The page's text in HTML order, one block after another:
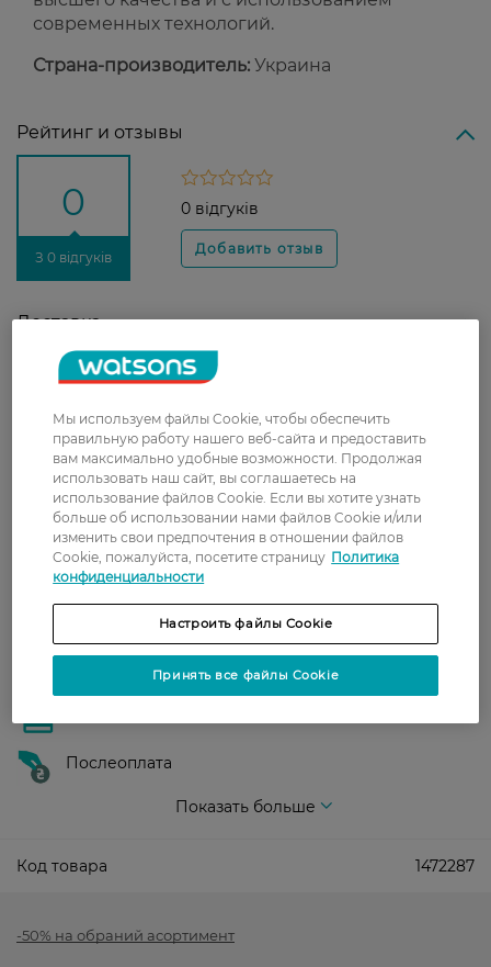
современных технологий.
Страна-производитель: Украина
Рейтинг и отзывы
0
З 0 відгуків
0 відгуків
Доставка
Новая почта
от 699 грн
Укрпочта
Стоимость доставки – 79 грн, бесплатная
доставка от – 599 грн
Забрать сегодня в магазине Watsons
Стоимость доставки – 0 грн
Показать больше
Послеоплата
Показать больше
Код товара 1472287
-50% на обраний асортимент
Мы используем файлы Cookie, чтобы обеспечить
правильную работу нашего веб-сайта и предоставить
вам максимально удобные возможности. Продолжая
использовать наш сайт, вы соглашаетесь на
использование файлов Cookie. Если вы хотите узнать
больше об использовании нами файлов Cookie и/или
изменить свои предпочтения в отношении файлов
Cookie, пожалуйста, посетите страницу Политика
конфиденциальности
Настроить файлы Cookie
Принять все файлы Cookie